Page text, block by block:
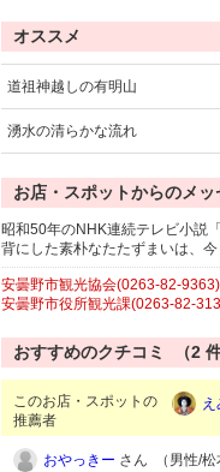
オススメ
道祖神越しの有明山
湧水の清らかな流れ
お店・スポットからのメッ
昭和50年のNHK連続テレビ小説
背にした素朴なたたずまいは、
安曇野市観光協会(0263-82-9363)
安曇野市役所観光課(0263-82-
おすすめのクチコミ （2
このお店・スポットの
推薦者
え
おやっきー さん （男性/松